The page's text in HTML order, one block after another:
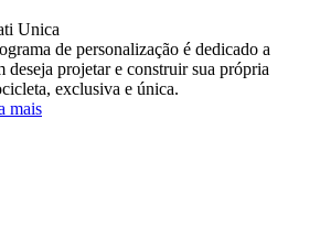
Unica
de personalização é dedicado a
deseja projetar e construir sua própria
exclusiva e única.
mais